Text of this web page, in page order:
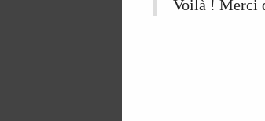
Voilà ! Merci